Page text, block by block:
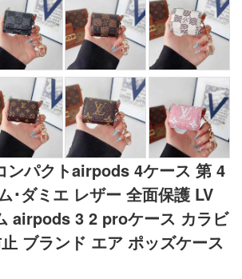
ンパクトairpods 4ケース 第 4
･ダミエ レザー 全面保護 LV
airpods 3 2 proケース カラビ
ブランド エア ポッズケース